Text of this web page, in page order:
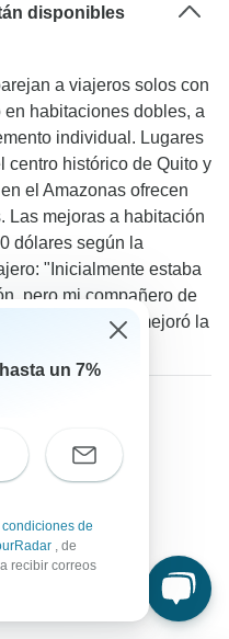
disponibles
a viajeros solos con
habitaciones dobles, a
individual. Lugares
centro histórico de Quito y
el Amazonas ofrecen
Las mejoras a habitación
dólares según la
"Inicialmente estaba
pero mi compañero de
y realmente mejoró la
un 7%
de
, de
recibir correos